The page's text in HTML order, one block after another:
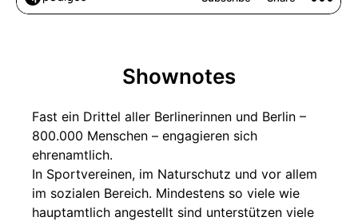
Shownotes
Fast ein Drittel aller Berlinerinnen und Berlin –
800.000 Menschen – engagieren sich
ehrenamtlich.
In Sportvereinen, im Naturschutz und vor allem
im sozialen Bereich. Mindestens so viele wie
hauptamtlich angestellt sind unterstützen viele